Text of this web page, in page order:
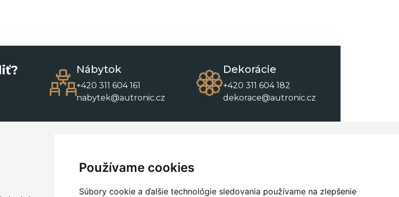
Používame cookies
Súbory cookie a ďalšie technológie sledovania používame na zlepšenie
Nábytok
+420 311 604 161
nabytek@autronic.cz
Dekorácie
+420 311 604 182
dekorace@autronic.cz
Kontakty